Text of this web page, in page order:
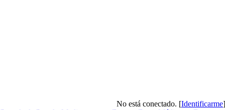
No está conectado. [Identificarme]